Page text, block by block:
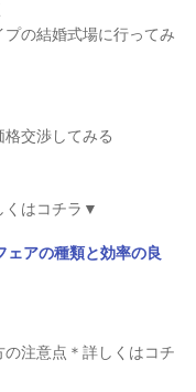
の結婚式場に行ってみ
交渉してみる
くはコチラ▼
アの種類と効率の良
注意点＊詳しくはコチ